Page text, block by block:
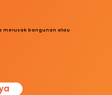
merusak bangunan atau